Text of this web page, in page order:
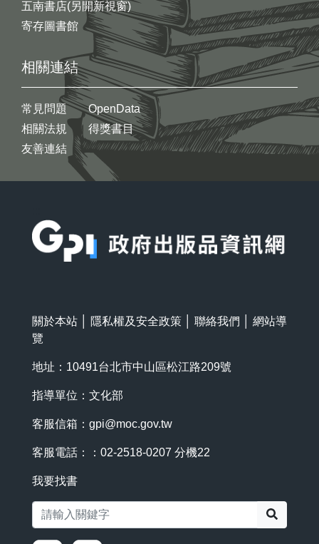
五南書店(另開新視窗)
寄存圖書館
相關連結
常見問題
相關法規
友善連結
OpenData
得獎書目
關於本站 隱私權及安全政策 聯絡我們
網站導
覽
地址：10491台北市中山區松江路209號
指導單位：文化部
客服信箱： gpi@moc.gov.tw
客服電話：：02-2518-0207 分機22
我要找書